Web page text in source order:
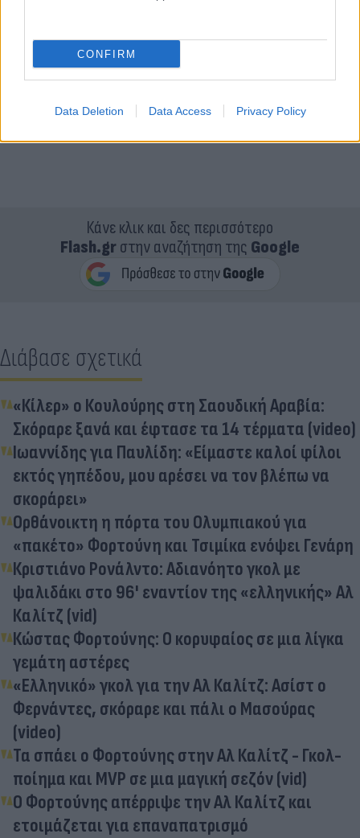
CONFIRM
Data Deletion Data Access Privacy Policy
Κάνε κλικ και δες περισσότερο
Flash.grστην αναζήτηση της Google
Διάβασε σχετικά
«Κίλερ» ο Κουλούρης στη Σαουδική Αραβία:
Σκόραρε ξανά και έφτασε τα 14 τέρματα (video)
Ιωαννίδης για Παυλίδη: «Είμαστε καλοί φίλοι
εκτός γηπέδου, μου αρέσει να τον βλέπω να
σκοράρει»
Ορθάνοικτη η πόρτα του Ολυμπιακού για
«πακέτο» Φορτούνη και Τσιμίκα ενόψει Γενάρη
Κριστιάνο Ρονάλντο: Aδιανόητο γκολ με
ψαλιδάκι στο 96' εναντίον της «ελληνικής» Αλ
Καλίτζ (vid)
Κώστας Φορτούνης: Ο κορυφαίος σε μια λίγκα
γεμάτη αστέρες
«Ελληνικό» γκολ για την Αλ Καλίτζ: Ασίστ ο
Φερνάντες, σκόραρε και πάλι ο Μασούρας
(video)
Τα σπάει ο Φορτούνης στην Αλ Καλίτζ - Γκολ-
ποίημα και MVP σε μια μαγική σεζόν (vid)
Ο Φορτούνης απέρριψε την Αλ Καλίτζ και
ετοιμάζεται για επαναπατρισμό